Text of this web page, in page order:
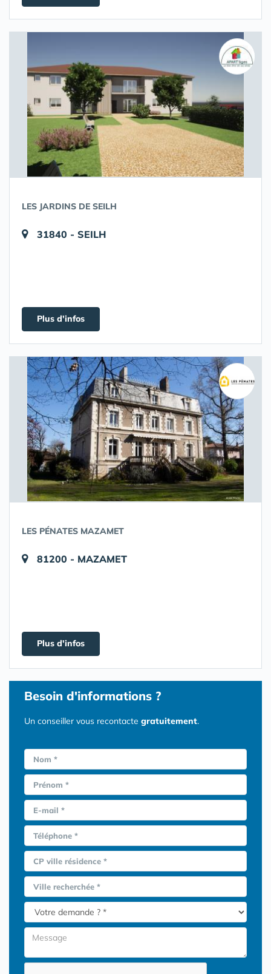
LES JARDINS DE SEILH
31840 - SEILH
Plus d'infos
LES PÉNATES MAZAMET
81200 - MAZAMET
Plus d'infos
Besoin d'informations ?
Un conseiller vous recontacte gratuitement.
Nom *
Prénom *
E-mail *
Téléphone *
CP ville résidence *
Ville recherchée *